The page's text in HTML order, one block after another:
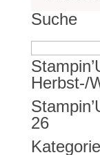
Suche
Suchen
nach:
Herbst-/
26